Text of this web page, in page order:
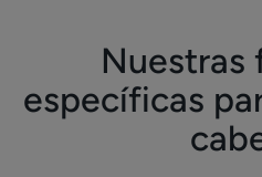
Nuestras
específicas